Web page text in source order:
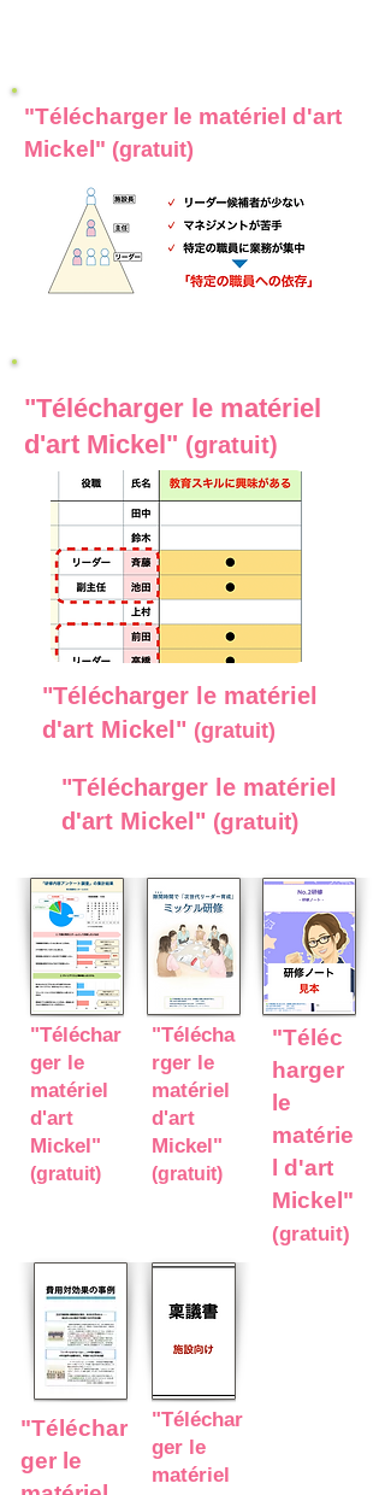
"Télécharger le matériel d'art
Mickel" (gratuit)
"Télécharger le matériel
d'art Mickel" (gratuit)
"Télécharger le matériel
d'art Mickel" (gratuit)
"Télécharger le matériel
d'art Mickel" (gratuit)
"Téléchar
ger le
matériel
d'art
Mickel"
(gratuit)
"Téléchar
ger le
"Télécha
rger le
matériel
d'art
Mickel"
(gratuit)
"Téléchar
ger le
matériel
"Téléc
harger
le
matérie
l d'art
Mickel"
(gratuit)